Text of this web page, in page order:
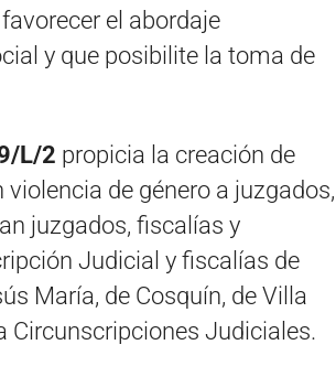
el abordaje
y que posibilite la toma de
L/2 propicia la creación de
de género a juzgados,
juzgados, fiscalías y
Judicial y fiscalías de
María, de Cosquín, de Villa
Circunscripciones Judiciales.